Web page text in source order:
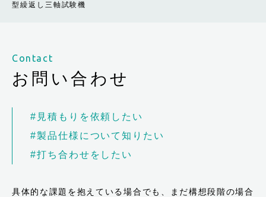
型繰返し三軸試験機
Contact
お問い合わせ
#見積もりを依頼したい
#製品仕様について知りたい
#打ち合わせをしたい
具体的な課題を抱えている場合でも、まだ構想段階の場合